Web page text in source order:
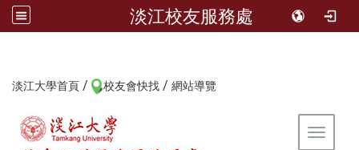
淡江校友服務處
淡江大學首頁 / 校友會快找 / 網站導覽
Toggle